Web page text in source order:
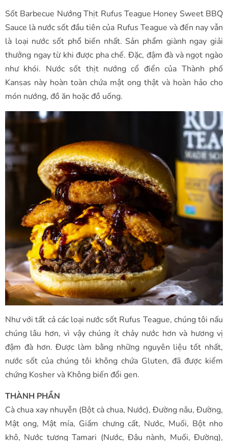
Sốt Barbecue Nướng Thịt Rufus Teague Honey Sweet BBQ
Sauce là nước sốt đầu tiên của Rufus Teague và đến nay vẫn
là loại nước sốt phổ biến nhất. Sản phẩm giành ngay giải
thưởng ngay từ khi được pha chế. Đặc, đậm đà và ngọt ngào
như khói. Nước sốt thịt nướng cổ điển của Thành phố
Kansas này hoàn toàn chứa mật ong thật và hoàn hảo cho
món nướng, đồ ăn hoặc đồ uống.
Như với tất cả các loại nước sốt Rufus Teague, chúng tôi nấu
chúng lâu hơn, vì vậy chúng ít chảy nước hơn và hương vị
đậm đà hơn. Được làm bằng những nguyên liệu tốt nhất,
nước sốt của chúng tôi không chứa Gluten, đã được kiểm
chứng Kosher và Không biến đổi gen.
THÀNH PHẦN
Cà chua xay nhuyễn (Bột cà chua, Nước), Đường nâu, Đường,
Mật ong, Mật mía, Giấm chưng cất, Nước, Muối, Bột nho
khô, Nước tương Tamari (Nước, Đậu nành, Muối, Đường),